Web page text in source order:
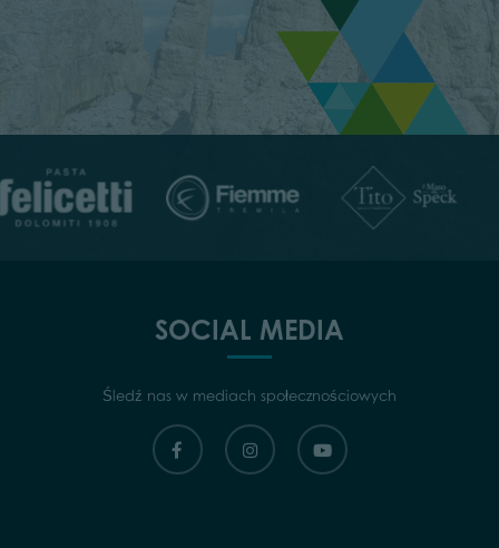
SOCIAL MEDIA
Śledź nas w mediach społecznościowych